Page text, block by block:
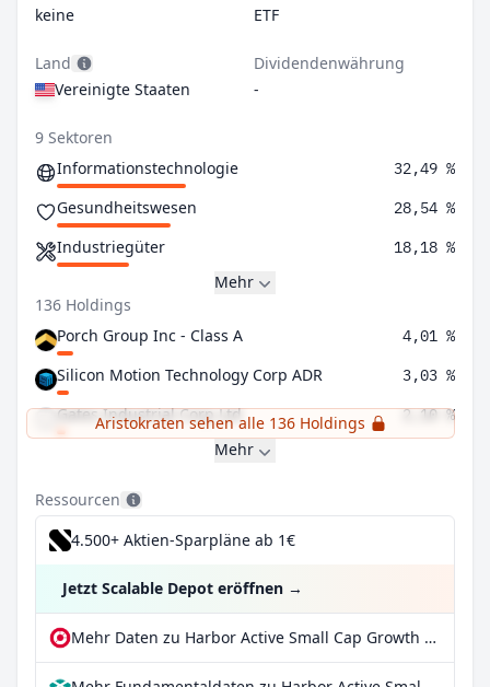
keine
ETF
Land
Vereinigte Staaten
Dividendenwährung
-
9 Sektoren
Informationstechnologie
32,49 %
Gesundheitswesen 28,54 %
Industriegüter 18,18 %
Mehr
136 Holdings
Porch Group Inc - Class A
4,01 %
Silicon Motion Technology Corp ADR 3,03 %
Gates Industrial Corp Ltd 2,10 %
Aristokraten sehen alle 136 Holdings
Mehr
Ressourcen
4.500+ Aktien-Sparpläne ab 1€
Jetzt Scalable Depot eröffnen →
Mehr Daten zu Harbor Active Small Cap Growth ETF bei extraETF